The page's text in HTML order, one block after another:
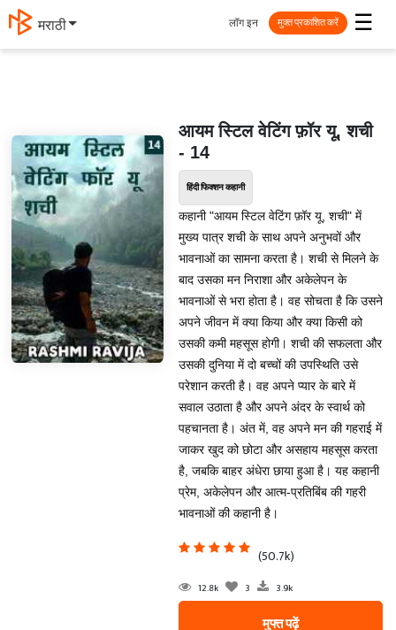
मराठी ☰
लॉग इन मुक्त प्रकाशित करें
आयम स्टिल वेटिंग फ़ॉर यू, शची
- 14
हिंदी फिक्शन कहानी
कहानी "आयम स्टिल वेटिंग फ़ॉर यू, शची" में
मुख्य पात्र शची के साथ अपने अनुभवों और
भावनाओं का सामना करता है। शची से मिलने के
बाद उसका मन निराशा और अकेलेपन के
भावनाओं से भरा होता है। वह सोचता है कि उसने
अपने जीवन में क्या किया और क्या किसी को
उसकी कमी महसूस होगी। शची की सफलता और
उसकी दुनिया में दो बच्चों की उपस्थिति उसे
परेशान करती है। वह अपने प्यार के बारे में
सवाल उठाता है और अपने अंदर के स्वार्थ को
पहचानता है। अंत में, वह अपने मन की गहराई में
जाकर खुद को छोटा और असहाय महसूस करता
है, जबकि बाहर अंधेरा छाया हुआ है। यह कहानी
प्रेम, अकेलेपन और आत्म-प्रतिबिंब की गहरी
भावनाओं की कहानी है।
(50.7k)
12.8k 3 3.9k
मुफ्त पढ़ें